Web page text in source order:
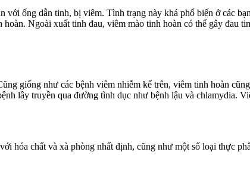
với ống dẫn tinh, bị viêm. Tình trạng này khá phổ biến ở các
Ngoài xuất tinh đau, viêm mào tinh hoàn có thể gây đau
giống như các bệnh viêm nhiễm kể trên, viêm tinh hoàn
lây truyền qua đường tình dục như bệnh lậu và chlamydia.
hóa chất và xà phòng nhất định, cũng như một số loại thực